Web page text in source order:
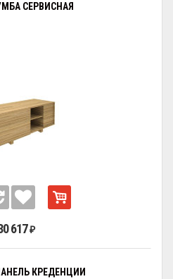
СЕРВИСНАЯ
617 ₽
КРЕДЕНЦИИ